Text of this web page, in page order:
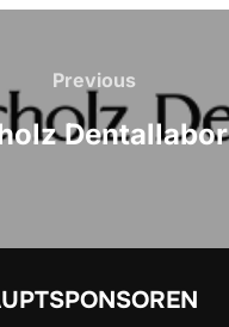
Previous
Dentallabor